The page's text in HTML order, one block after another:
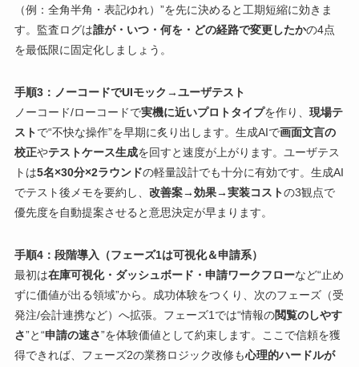
（例：全角半角・表記ゆれ）”を先に決めると工期短縮に効きま
す。監査ログは誰が・いつ・何を・どの経路で変更したかの4点
を最低限に固定化しましょう。
手順3：ノーコードでUIモック→ユーザテスト
ノーコード/ローコードで実機に近いプロトタイプを作り、 現場テ
ストで“不快な操作”を早期に炙り出します。生成AIで画面文言の
校正やテストケース生成を回すと速度が上がります。ユーザテス
トは5名×30分×2ラウンドの軽量設計でも十分に有効です。生成AI
でテスト後メモを要約し、 改善案→効果→実装コストの3観点で
優先度を自動提案させると意思決定が早まります。
手順4：段階導入（フェーズ1は可視化＆申請系）
最初は在庫可視化・ダッシュボード・申請ワークフローなど“止め
ずに価値が出る領域”から。成功体験をつくり、次のフェーズ（受
発注/会計連携など）へ拡張。フェーズ1では“情報の閲覧のしやす
さ”と“申請の速さ”を体験価値として約束します。ここで信頼を獲
得できれば、フェーズ2の業務ロジック改修も心理的ハードルが